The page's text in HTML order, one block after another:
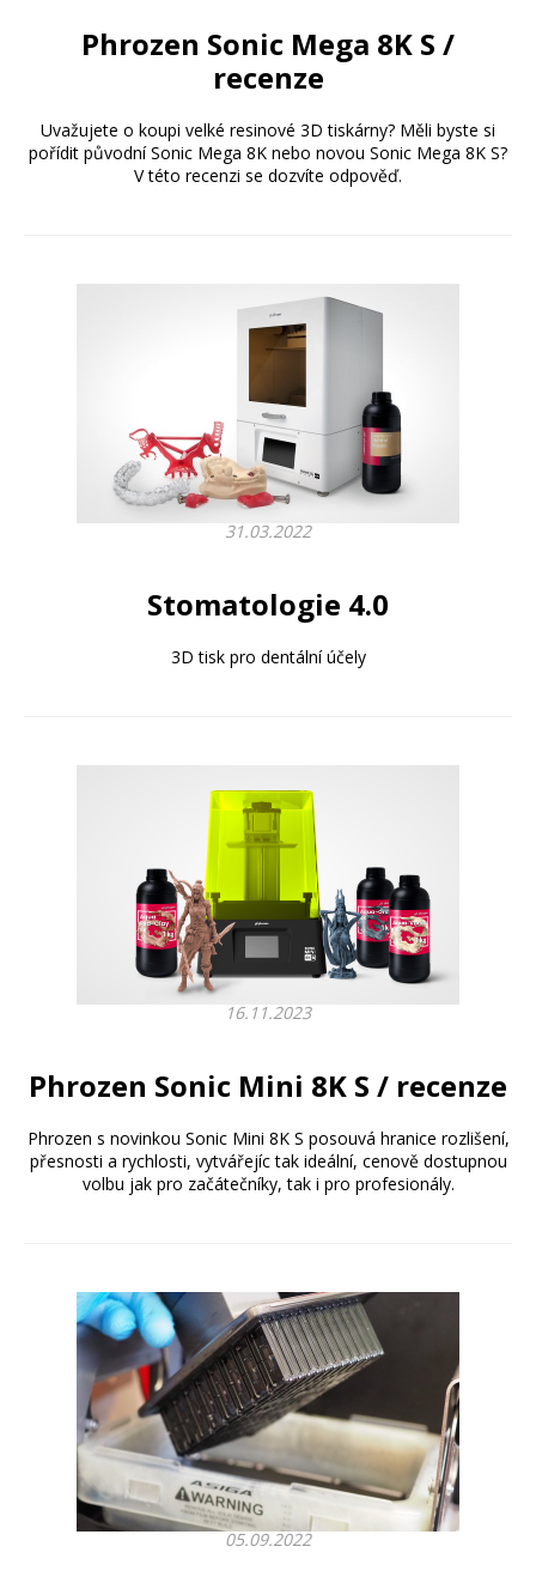
Phrozen Sonic Mega 8K S /
recenze
Uvažujete o koupi velké resinové 3D tiskárny? Měli byste si
pořídit původní Sonic Mega 8K nebo novou Sonic Mega 8K S?
V této recenzi se dozvíte odpověď.
31.03.2022
Stomatologie 4.0
3D tisk pro dentální účely
16.11.2023
Phrozen Sonic Mini 8K S / recenze
Phrozen s novinkou Sonic Mini 8K S posouvá hranice rozlišení,
přesnosti a rychlosti, vytvářejíc tak ideální, cenově dostupnou
volbu jak pro začátečníky, tak i pro profesionály.
05.09.2022